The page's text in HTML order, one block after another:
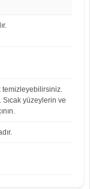
temizleyebilirsiniz.
Sıcak yüzeylerin ve